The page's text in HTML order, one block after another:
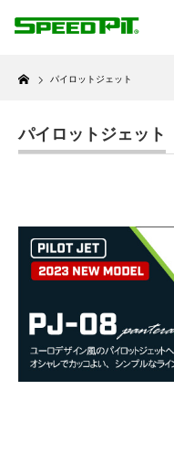
Home
パイロットジェット
パイロットジェット